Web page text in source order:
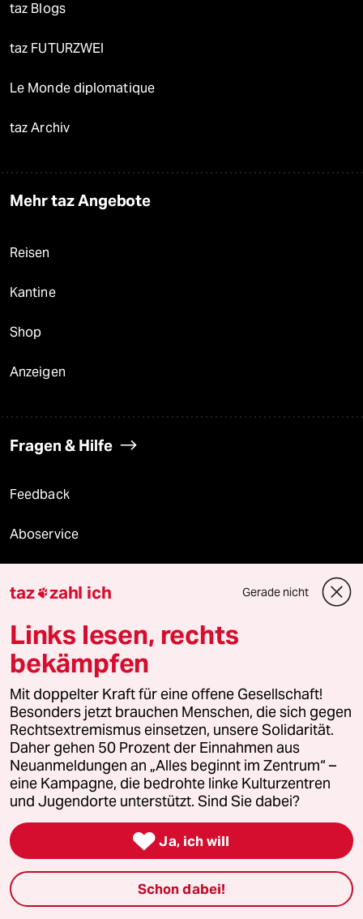
taz Blogs
taz FUTURZWEI
Le Monde diplomatique
taz Archiv
Mehr taz Angebote
Reisen
Kantine
Shop
Anzeigen
Fragen & Hilfe
Feedback
Aboservice
© 2026 taz Verlags und Vertriebs GmbH
Alle Rechte vorbehalten. Bei rechtlichen Fragen oder für Genehmigungen
wenden Sie sich bitte anlizenzen@taz.de
Feedback Redaktionsstatut Kommune-Richtlinien KI-
Leitlinie Informant Datenschutz Impressum AGB
Seitenwende Einwilligungen widerrufen (Ads)
taz zahl ich Gerade nicht
Links lesen, rechts
bekämpfen
Mit doppelter Kraft für eine offene Gesellschaft!
Besonders jetzt brauchen Menschen, die sich gegen
Rechtsextremismus einsetzen, unsere Solidarität.
Daher gehen 50 Prozent der Einnahmen aus
Neuanmeldungen an „Alles beginnt im Zentrum“ –
eine Kampagne, die bedrohte linke Kulturzentren
und Jugendorte unterstützt. Sind Sie dabei?
 Ja, ich will
Schon dabei!